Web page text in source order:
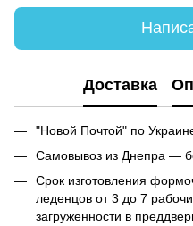
Доставка
"Новой Почтой" по
Самовывоз из Днепра —
Срок изготовления
леденцов от 3 до 7
загруженности в